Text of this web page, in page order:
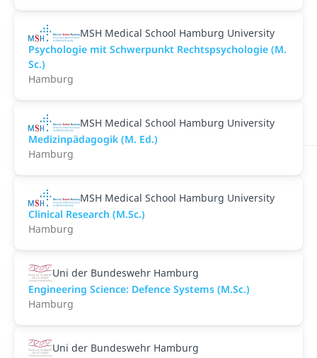
MSH Medical School Hamburg University
Psychologie mit Schwerpunkt Rechtspsychologie (M.
Sc.)
Hamburg
MSH Medical School Hamburg University
Medizinpädagogik (M. Ed.)
Hamburg
MSH Medical School Hamburg University
Clinical Research (M.Sc.)
Hamburg
Uni der Bundeswehr Hamburg
Engineering Science: Defence Systems (M.Sc.)
Hamburg
Uni der Bundeswehr Hamburg